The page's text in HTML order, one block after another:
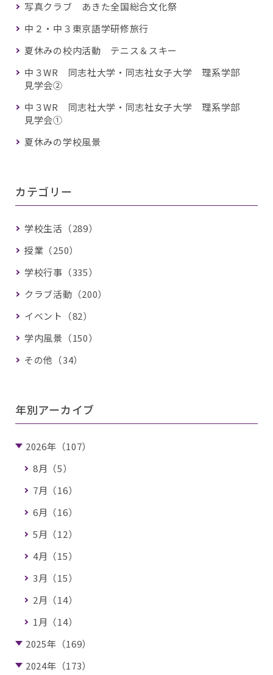
写真クラブ あきた全国総合文化祭
中２・中３東京語学研修旅行
夏休みの校内活動 テニス＆スキー
中３WR 同志社大学・同志社女子大学 理系学部
見学会②
中３WR 同志社大学・同志社女子大学 理系学部
見学会①
夏休みの学校風景
カテゴリー
学校生活（289）
授業（250）
学校行事（335）
クラブ活動（200）
イベント（82）
学内風景（150）
その他（34）
年別アーカイブ
2026年（107）
8月（5）
7月（16）
6月（16）
5月（12）
4月（15）
3月（15）
2月（14）
1月（14）
2025年（169）
2024年（173）